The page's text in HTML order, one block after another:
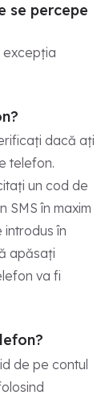
se percepe
excepția
dacă aţi
telefon.
un cod de
SMS în maxim
introdus în
apăsaţi
va fi
de pe contul